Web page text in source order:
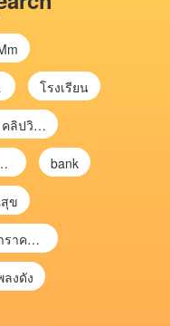
โรงเรียน
ฉันขอวิธีประกอบมุ้ง คลิปวิดีโอ การประกอบมุ้ง
สี่ยงเพื่อวางแผนการตรวจสอบ \ bank
ข
ซื้อทรัพย์ NPL ต่ำกว่าราคาตลาด 30-70% แบบไม่ต้องไปประมูล”
งดัง